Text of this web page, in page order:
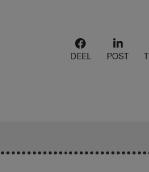
DEEL POST